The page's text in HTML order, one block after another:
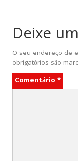
Deixe
O seu endereço de
obrigatórios são
Comentário *